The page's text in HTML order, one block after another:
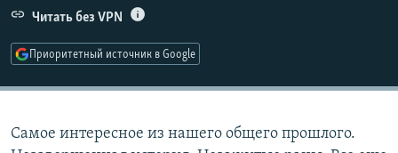
Читать без VPN
Приоритетный источник в Google
Самое интересное из нашего общего прошлого.